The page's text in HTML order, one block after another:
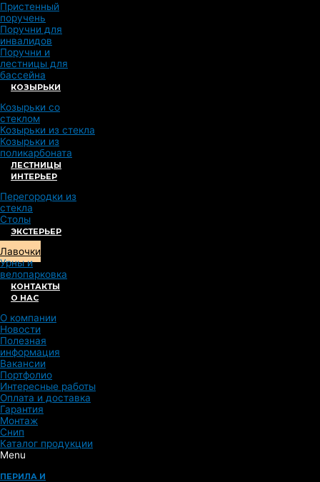
Пристенный
поручень
Поручни для
инвалидов
Поручни и
лестницы для
бассейна
КОЗЫРЬКИ
Козырьки со
стеклом
Козырьки из стекла
Козырьки из
поликарбоната
ЛЕСТНИЦЫ
ИНТЕРЬЕР
Перегородки из
стекла
Столы
ЭКСТЕРЬЕР
Лавочки
Урны и
велопарковка
КОНТАКТЫ
О НАС
О компании
Новости
Полезная
информация
Вакансии
Портфолио
Интересные работы
Оплата и доставка
Гарантия
Монтаж
Снип
Каталог продукции
Menu
ПЕРИЛА И